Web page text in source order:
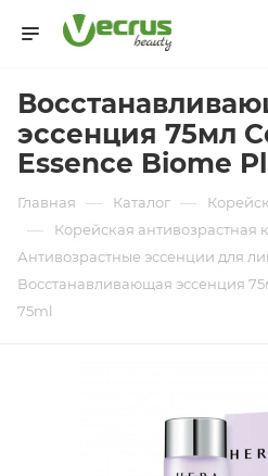
эссенция 75мл
Essence Biome
Главная — Каталог —
— Корейская антивозрастная
Антивозрастные эссенции для
Восстанавливающая эссенция
75ml